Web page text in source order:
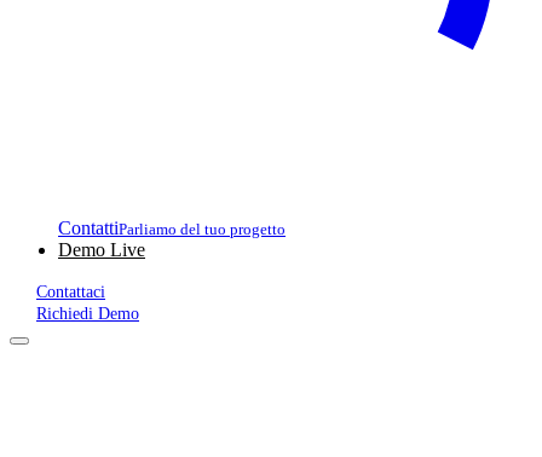
ContattiParliamo del tuo progetto
Demo Live
Contattaci
Richiedi Demo